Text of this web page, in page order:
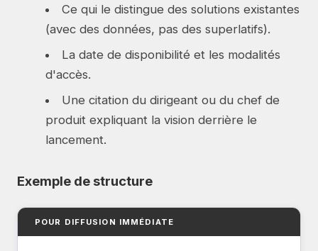
Ce qui le distingue des solutions existantes
(avec des données, pas des superlatifs).
La date de disponibilité et les modalités
d'accès.
Une citation du dirigeant ou du chef de
produit expliquant la vision derrière le
lancement.
Exemple de structure
POUR DIFFUSION IMMÉDIATE